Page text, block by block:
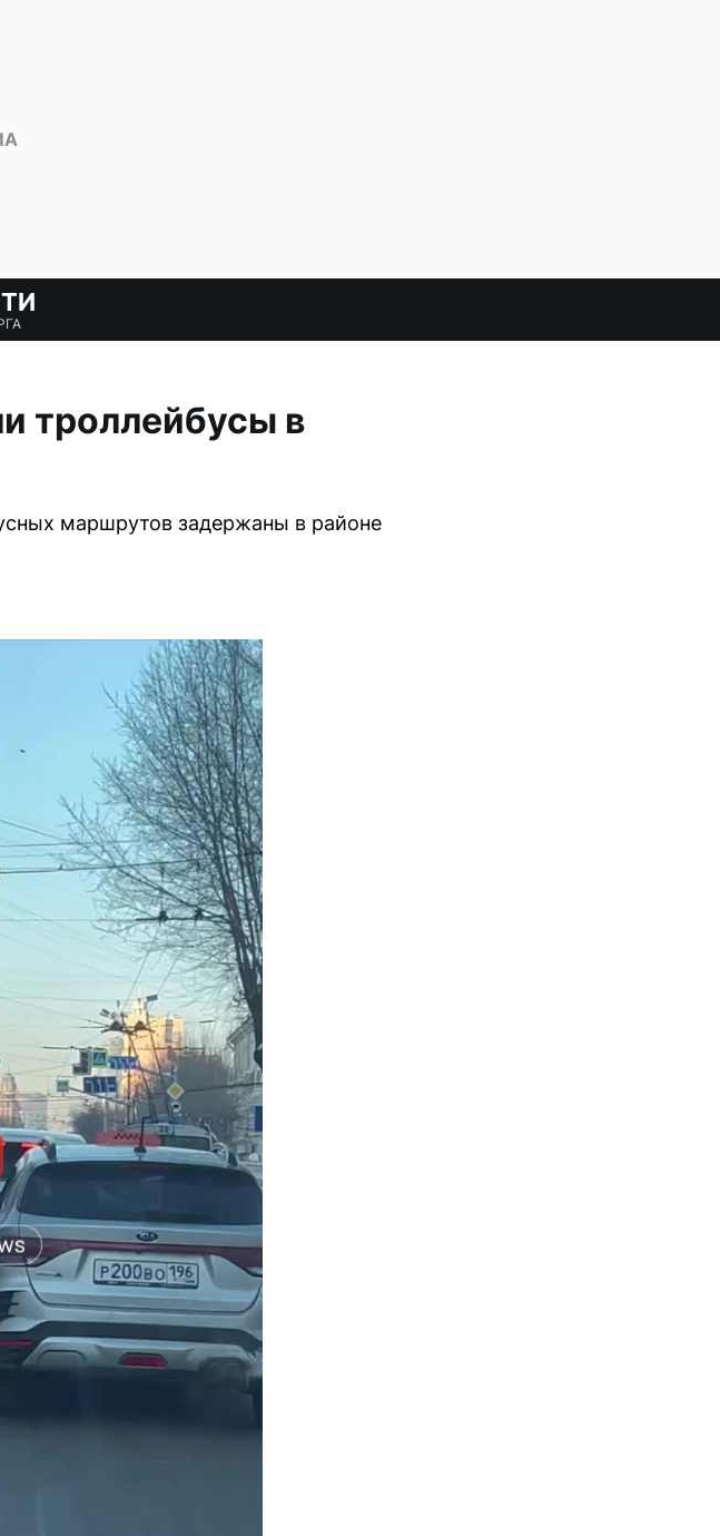
троллейбусы в
маршрутов задержаны в районе